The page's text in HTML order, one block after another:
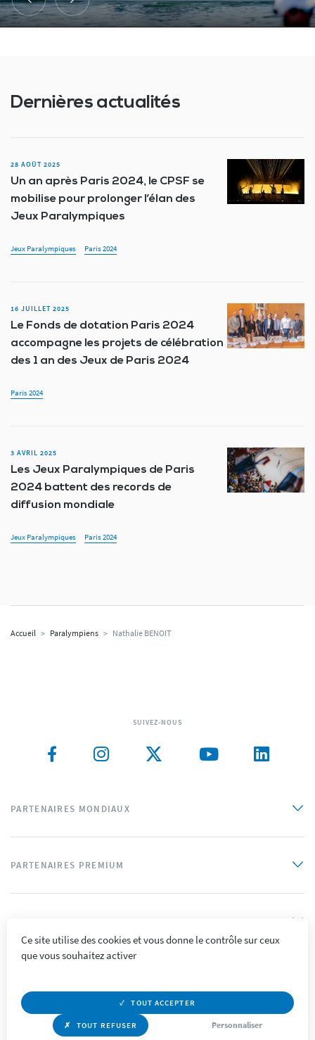
Dernières actualités
28 AOÛT 2025
Un an après Paris 2024, le CPSF se
mobilise pour prolonger l’élan des
Jeux Paralympiques
Jeux Paralympiques Paris 2024
16 JUILLET 2025
Le Fonds de dotation Paris 2024
accompagne les projets de célébration
des 1 an des Jeux de Paris 2024
Paris 2024
3 AVRIL 2025
Les Jeux Paralympiques de Paris
2024 battent des records de
diffusion mondiale
Jeux Paralympiques Paris 2024
Accueil > Paralympiens > Nathalie BENOIT
SUIVEZ-NOUS
PARTENAIRES MONDIAUX
PARTENAIRES PREMIUM
Accessibilité
© Supercolor
Ce site utilise des cookies et vous donne le contrôle sur ceux
que vous souhaitez activer
TOUT ACCEPTER
TOUT REFUSER Personnaliser